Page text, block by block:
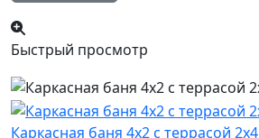
Быстрый просмотр
Каркасная баня 4х2 с террасой 2х4